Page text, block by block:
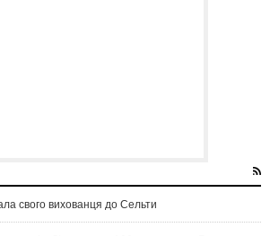
свого вихованця до Сельти